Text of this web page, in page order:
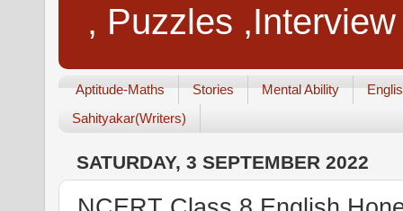
, Puzzles
Aptitude-Maths Stories Mental Ability
Sahityakar(Writers)
SATURDAY, 3 SEPTEMBER 2022